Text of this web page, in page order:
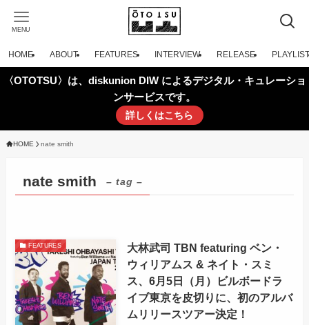
MENU
HOME ABOUT FEATURES INTERVIEW RELEASE PLAYLIST
〈OTOTSU〉は、diskunion DIW によるデジタル・キュレーショ
ンサービスです。
詳しくはこちら
HOME nate smith
nate smith – tag –
FEATURES
大林武司 TBN featuring ベン・
ウィリアムス & ネイト・スミ
ス、6月5日（月）ビルボードラ
イブ東京を皮切りに、初のアルバ
ムリリースツアー決定！